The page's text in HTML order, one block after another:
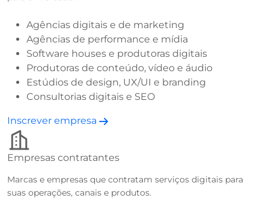
Agências digitais e de marketing
Agências de performance e mídia
Software houses e produtoras digitais
Produtoras de conteúdo, vídeo e áudio
Estúdios de design, UX/UI e branding
Consultorias digitais e SEO
Inscrever empresa
Empresas contratantes
Marcas e empresas que contratam serviços digitais para
suas operações, canais e produtos.